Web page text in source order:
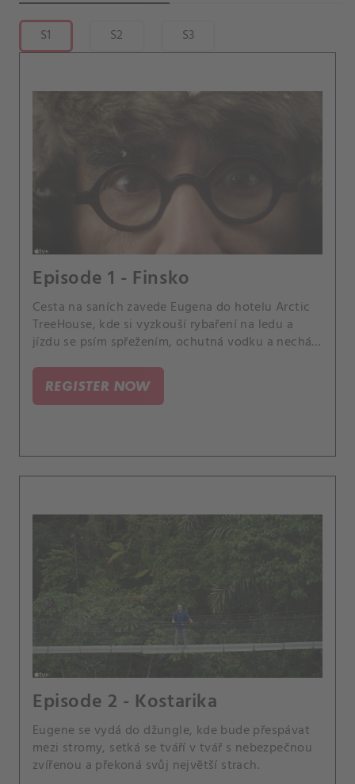
S1 S2 S3
Episode 1 - Finsko
Cesta na saních zavede Eugena do hotelu Arctic
TreeHouse, kde si vyzkouší rybaření na ledu a
jízdu se psím spřežením, ochutná vodku a nechá
REGISTER NOW
Episode 2 - Kostarika
Eugene se vydá do džungle, kde bude přespávat
mezi stromy, setká se tváří v tvář s nebezpečnou
zvířenou a překoná svůj největší strach.